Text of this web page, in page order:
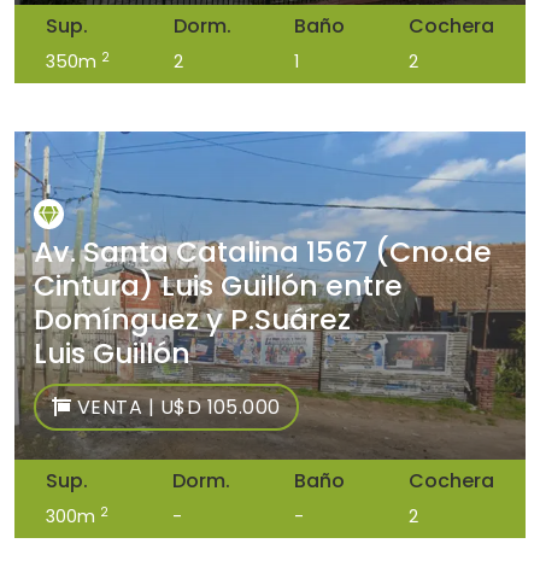
Sup.
350m 2
Dorm.
2
Baño
1
Cochera
2
Av. Santa Catalina 1567 (Cno.de
Cintura) Luis Guillón entre
Domínguez y P.Suárez
Luis Guillón
VENTA | U$D 105.000
Sup.
300m 2
Dorm.
-
Baño
-
Cochera
2